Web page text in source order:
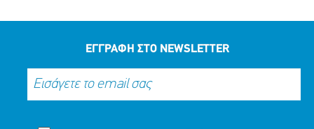
ΕΓΓΡΑΦΗ ΣΤΟ NEWSLETTER